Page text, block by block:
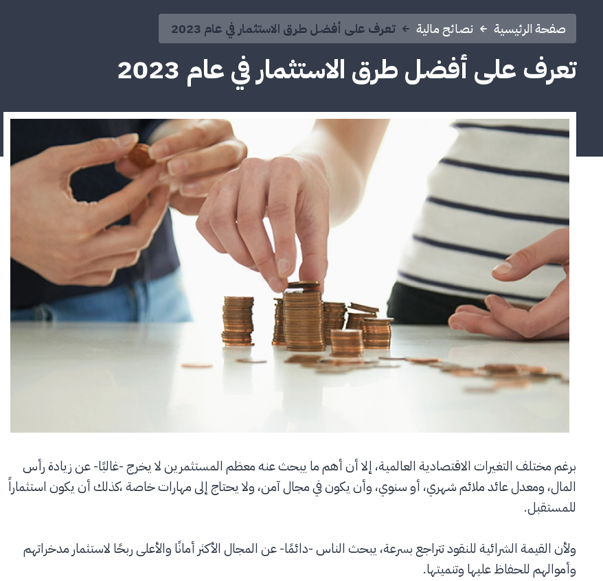
صفحة الرئيسية نصائح مالية تعرف على أفضل طرق الاستثمار في عام 2023
تعرف على أفضل طرق الاستثمار في عام 2023
برغم مختلف التغيرات الاقتصادية العالمية، إلا أن أهم ما يبحث عنه معظم المستثمرين لا يخرج -غالبًا- عن زيادة رأس
المال، ومعدل عائد ملائم شهري، أو سنوي، وأن يكون في مجال آمن، ولا يحتاج إلى مهارات خاصة ،كذلك أن يكون استثماراً
للمستقبل.
ولأن القيمة الشرائية للنقود تتراجع بسرعة، يبحث الناس -دائمًا- عن المجال الأكثر أمانًا والأعلى ربحًا لاستثمار مدخراتهم
وأموالهم للحفاظ عليها وتنميتها.